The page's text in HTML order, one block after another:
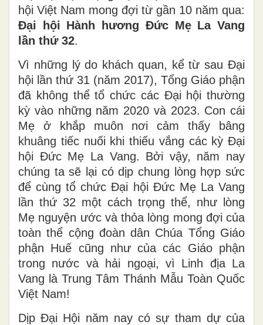
hội Việt Nam mong đợi từ gần 10 năm qua:
Đại hội Hành hương Đức Mẹ La Vang
lần thứ 32.
Vì những lý do khách quan, kể từ sau Đại
hội lần thứ 31 (năm 2017), Tổng Giáo phận
đã không thể tổ chức các Đại hội thường
kỳ vào những năm 2020 và 2023. Con cái
Mẹ ở khắp muôn nơi cảm thấy bâng
khuâng tiếc nuối khi thiếu vắng các kỳ Đại
hội Đức Mẹ La Vang. Bởi vậy, năm nay
chúng ta sẽ lại có dịp chung lòng hợp sức
để cùng tổ chức Đại hội Đức Mẹ La Vang
lần thứ 32 một cách trọng thể, như lòng
Mẹ nguyện ước và thỏa lòng mong đợi của
toàn thể cộng đoàn dân Chúa Tổng Giáo
phận Huế cũng như của các Giáo phận
trong nước và hải ngoại, vì Linh địa La
Vang là Trung Tâm Thánh Mẫu Toàn Quốc
Việt Nam!
Dịp Đại Hội năm nay có sự tham dự của